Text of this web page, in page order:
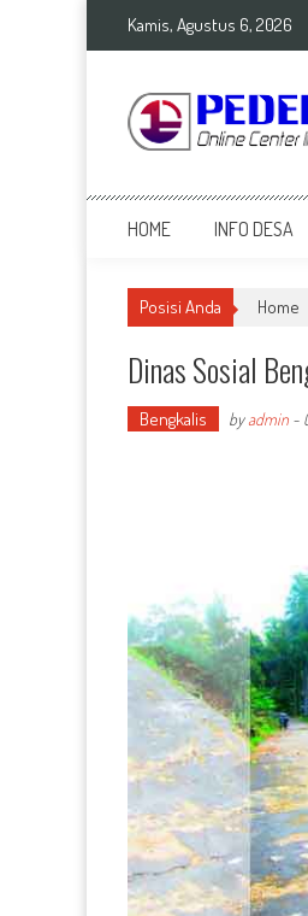
Kamis, Agustus 6, 2026
Top Info
HOME INFO DESA
Posisi Anda Home
Dinas Sosial
Bengkalis byadmin -